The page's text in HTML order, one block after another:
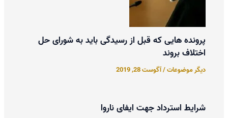
پرونده هایی که قبل از رسیدگی باید به شورای حل
اختلاف بروند
دیگر موضوعات/آگوست 28, 2019
شرایط استرداد جهت ایفای ناروا